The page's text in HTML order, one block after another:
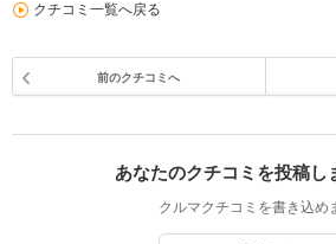
クチコミ一覧へ戻る
前のクチコミへ
あなたのクチコミを投稿し
クルマクチコミを書き込め